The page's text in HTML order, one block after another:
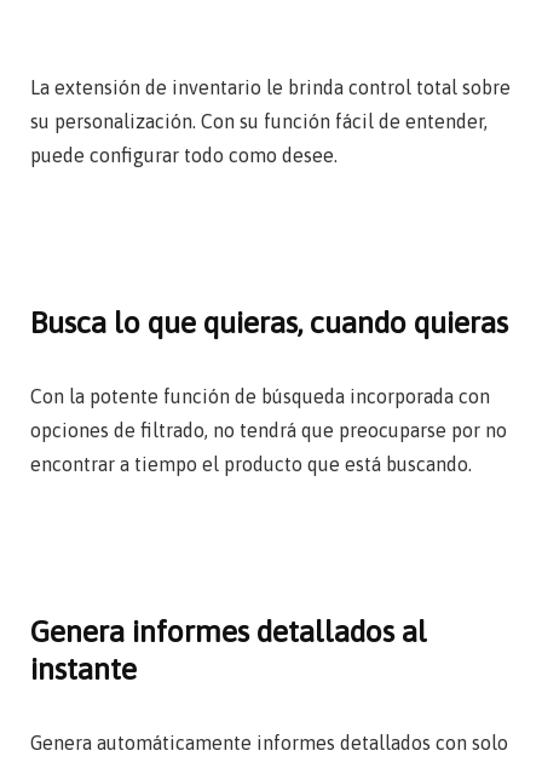
La extensión de inventario le brinda control total sobre
su personalización. Con su función fácil de entender,
puede configurar todo como desee.
Busca lo que quieras, cuando quieras
Con la potente función de búsqueda incorporada con
opciones de filtrado, no tendrá que preocuparse por no
encontrar a tiempo el producto que está buscando.
Genera informes detallados al
instante
Genera automáticamente informes detallados con solo